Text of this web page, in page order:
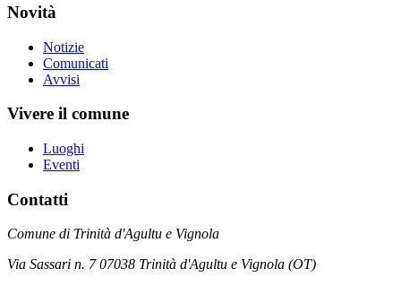
Novità
Notizie
Comunicati
Avvisi
Vivere il comune
Luoghi
Eventi
Contatti
Comune di Trinità d'Agultu e Vignola
Via Sassari n. 7 07038 Trinità d'Agultu e Vignola (OT)